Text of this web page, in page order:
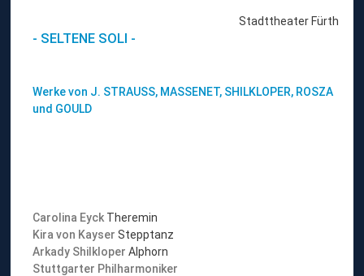
Stadttheater Fürth
- SELTENE SOLI -
Werke von J. STRAUSS, MASSENET, SHILKLOPER, ROSZA
und GOULD
Carolina Eyck Theremin
Kira von Kayser Stepptanz
Arkady Shilkloper Alphorn
Stuttgarter Philharmoniker